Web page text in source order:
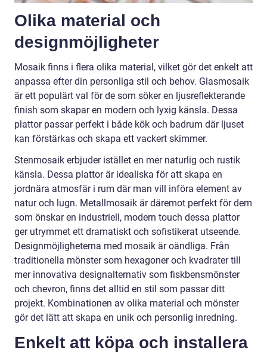
Olika material och
designmöjligheter
Mosaik finns i flera olika material, vilket gör det enkelt att
anpassa efter din personliga stil och behov. Glasmosaik
är ett populärt val för de som söker en ljusreflekterande
finish som skapar en modern och lyxig känsla. Dessa
plattor passar perfekt i både kök och badrum där ljuset
kan förstärkas och skapa ett vackert skimmer.
Stenmosaik erbjuder istället en mer naturlig och rustik
känsla. Dessa plattor är idealiska för att skapa en
jordnära atmosfär i rum där man vill införa element av
natur och lugn. Metallmosaik är däremot perfekt för dem
som önskar en industriell, modern touch dessa plattor
ger utrymmet ett dramatiskt och sofistikerat utseende.
Designmöjligheterna med mosaik är oändliga. Från
traditionella mönster som hexagoner och kvadrater till
mer innovativa designalternativ som fiskbensmönster
och chevron, finns det alltid en stil som passar ditt
projekt. Kombinationen av olika material och mönster
gör det lätt att skapa en unik och personlig inredning.
Enkelt att köpa och installera